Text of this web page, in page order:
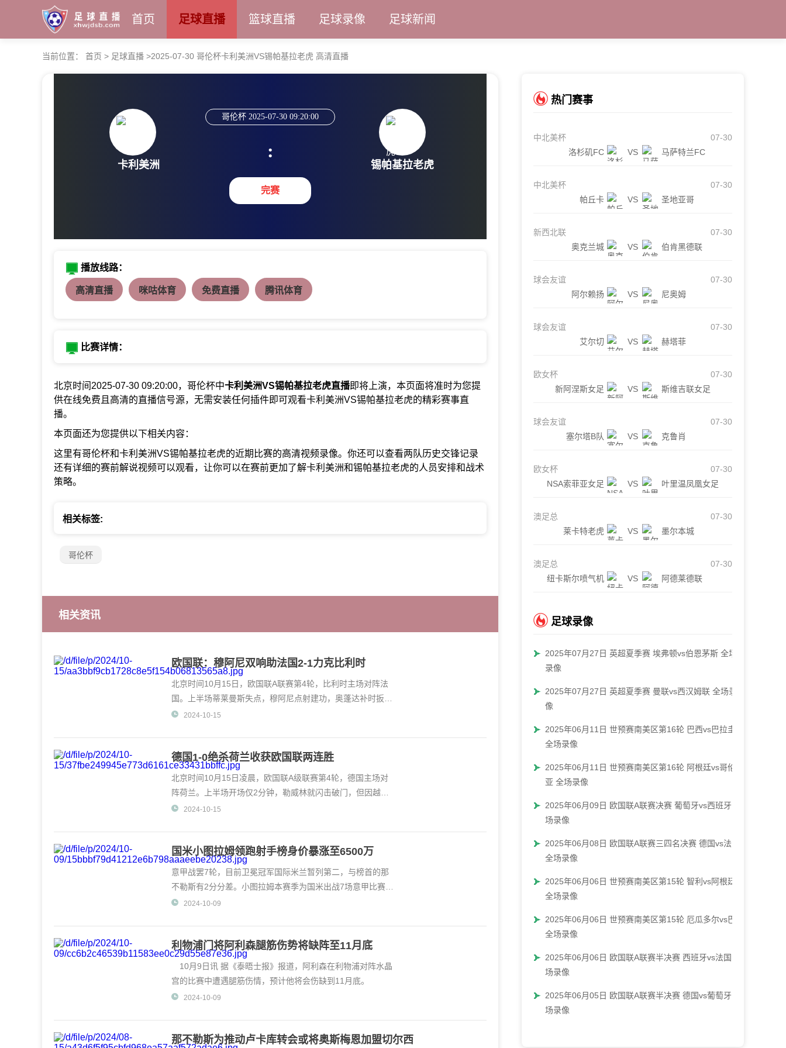
首页 足球直播 篮球直播 足球录像 足球新闻
当前位置： 首页 > 足球直播 >2025-07-30 哥伦杯卡利美洲VS锡帕基拉老虎 高清直播
卡利美洲
哥伦杯 2025-07-30 09:20:00
:
完赛
锡帕基拉老虎
播放线路：
高清直播 咪咕体育 免费直播 腾讯体育
比赛详情：
北京时间2025-07-30 09:20:00，哥伦杯中卡利美洲VS锡帕基拉老虎直播即将上演，本页面将准时为您提
供在线免费且高清的直播信号源，无需安装任何插件即可观看卡利美洲VS锡帕基拉老虎的精彩赛事直
播。
本页面还为您提供以下相关内容：
这里有哥伦杯和卡利美洲VS锡帕基拉老虎的近期比赛的高清视频录像。你还可以查看两队历史交锋记录
还有详细的赛前解说视频可以观看，让你可以在赛前更加了解卡利美洲和锡帕基拉老虎的人员安排和战术
策略。
相关标签:
哥伦杯
相关资讯
欧国联：穆阿尼双响助法国2-1力克比利时
北京时间10月15日，欧国联A联赛第4轮，比利时主场对阵法
国。上半场蒂莱曼斯失点，穆阿尼点射建功，奥蓬达补时扳
平。2024-10-15
德国1-0绝杀荷兰收获欧国联两连胜
北京时间10月15日凌晨，欧国联A级联赛第4轮，德国主场对
阵荷兰。上半场开场仅2分钟，勒威林就闪击破门，但因越位
被吹。2024-10-15
国米小图拉姆领跑射手榜身价暴涨至6500万
意甲战罢7轮，目前卫冕冠军国际米兰暂列第二，与榜首的那
不勒斯有2分分差。小图拉姆本赛季为国米出战7场意甲比赛，
打进7球，暂列射手榜第
2024-10-09
利物浦门将阿利森腿筋伤势将缺阵至11月底
10月9日讯 据《泰晤士报》报道，阿利森在利物浦对阵水晶
宫的比赛中遭遇腿筋伤情，预计他将会伤缺到11月底。
2024-10-09
那不勒斯为推动卢卡库转会或将奥斯梅恩加盟切尔西
热门赛事
中北美杯
07-30
洛杉矶FC
VS 马萨特兰FC
中北美杯
07-30
帕丘卡
VS 圣地亚哥
新西北联
07-30
奥克兰城
VS 伯肯黑德联
球会友谊
07-30
阿尔赖扬
VS 尼奥姆
球会友谊
07-30
艾尔切
VS 赫塔菲
欧女杯
07-30
新阿涅斯女足
VS 斯维吉联女足
球会友谊
07-30
塞尔塔B队
VS 克鲁肖
欧女杯
07-30
NSA索菲亚女足
VS 叶里温凤凰女足
澳足总
07-30
莱卡特老虎
VS 墨尔本城
澳足总
07-30
纽卡斯尔喷气机
VS 阿德莱德联
足球录像
2025年07月27日 英超夏季赛 埃弗顿vs伯恩茅斯 全场
录像
2025年07月27日 英超夏季赛 曼联vs西汉姆联 全场录
像
2025年06月11日 世预赛南美区第16轮 巴西vs巴拉圭
全场录像
2025年06月11日 世预赛南美区第16轮 阿根廷vs哥伦比
亚 全场录像
2025年06月09日 欧国联A联赛决赛 葡萄牙vs西班牙 全
场录像
2025年06月08日 欧国联A联赛三四名决赛 德国vs法国
全场录像
2025年06月06日 世预赛南美区第15轮 智利vs阿根廷
全场录像
2025年06月06日 世预赛南美区第15轮 厄瓜多尔vs巴西
全场录像
2025年06月06日 欧国联A联赛半决赛 西班牙vs法国 全
场录像
2025年06月05日 欧国联A联赛半决赛 德国vs葡萄牙 全
场录像